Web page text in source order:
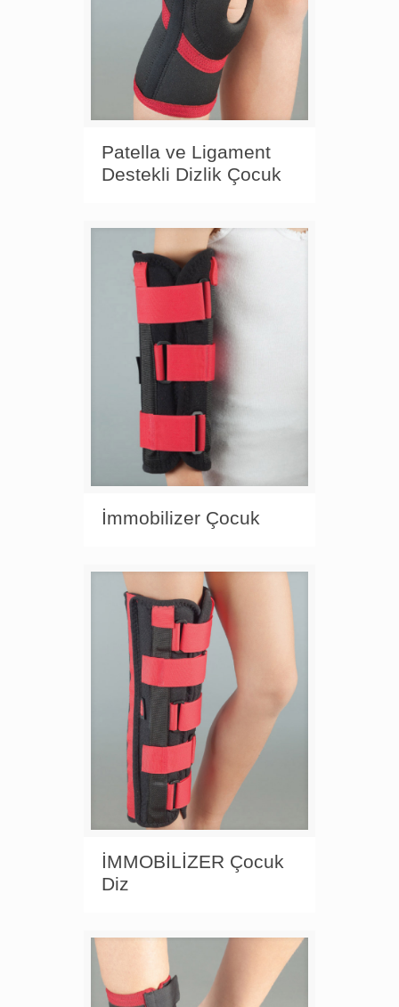
Patella ve Ligament
Destekli Dizlik Çocuk
İmmobilizer Çocuk
İMMOBİLİZER Çocuk
Diz